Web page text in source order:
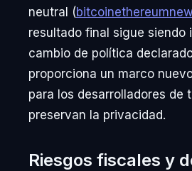
neutral (
resultado final sigue siendo
cambio de política
proporciona un marco
para los desarrolladores de
preservan la privacidad.
Riesgos fiscales y